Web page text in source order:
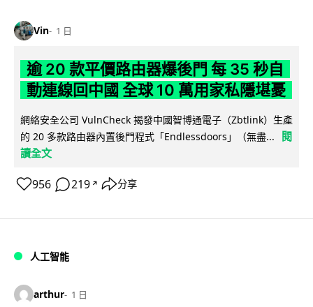
Vin 1 日
逾 20 款平價路由器爆後門 每 35 秒自
動連線回中國 全球 10 萬用家私隱堪憂
網絡安全公司 VulnCheck 揭發中國智博通電子（Zbtlink）生產
的 20 多款路由器內置後門程式「Endlessdoors」（無盡...
閱
讀全文
956 219 ↗ 分享
人工智能
arthur 1 日